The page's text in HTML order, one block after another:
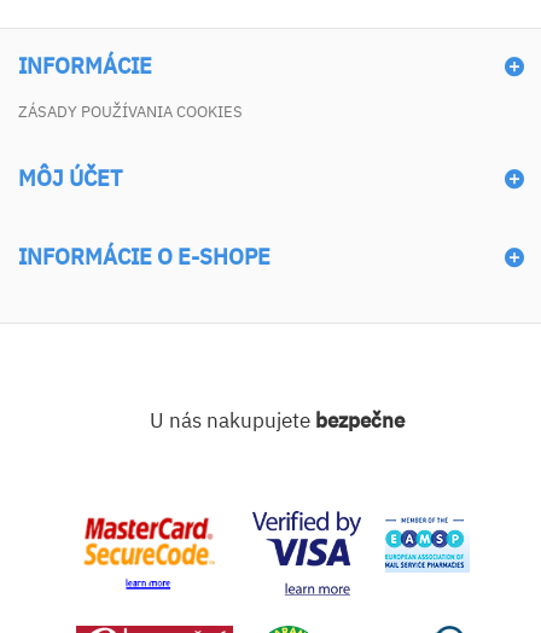
INFORMÁCIE
ZÁSADY POUŽÍVANIA COOKIES
MÔJ ÚČET
INFORMÁCIE O E-SHOPE
U nás nakupujete bezpečne